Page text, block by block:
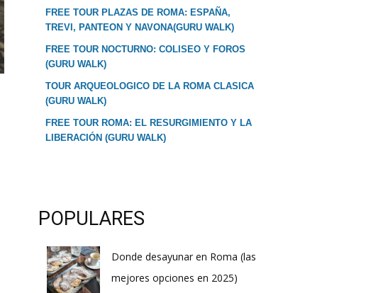
FREE TOUR PLAZAS DE ROMA: ESPAÑA,
TREVI, PANTEON Y NAVONA(GURU WALK)
FREE TOUR NOCTURNO: COLISEO Y FOROS
(GURU WALK)
TOUR ARQUEOLOGICO DE LA ROMA CLASICA
(GURU WALK)
FREE TOUR ROMA: EL RESURGIMIENTO Y LA
LIBERACIÓN (GURU WALK)
POPULARES
Donde desayunar en Roma (las
mejores opciones en 2025)